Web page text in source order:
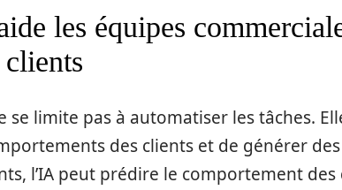
les équipes
se limite pas à automatiser les tâches.
des clients et de générer
l’IA peut prédire le comportement des